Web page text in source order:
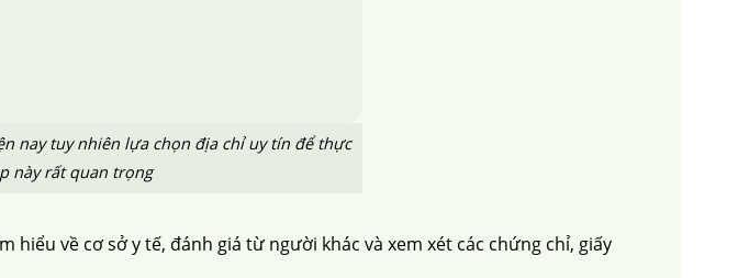
nay tuy nhiên lựa chọn địa chỉ uy tín để thực
này rất quan trọng
hiểu về cơ sở y tế, đánh giá từ người khác và xem xét các chứng chỉ, giấy